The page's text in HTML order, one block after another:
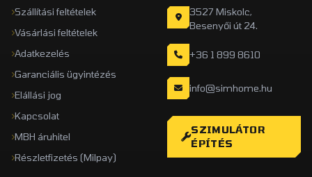
Szállítási feltételek
Vásárlási feltételek
Adatkezelés
Garanciális ügyintézés
Elállási jog
Kapcsolat
MBH áruhitel
Részletfizetés (Milpay)
3527 Miskolc,
Besenyői út 24.
+36 1 899 8610
info@simhome.hu
SZIMULÁTOR
ÉPÍTÉS